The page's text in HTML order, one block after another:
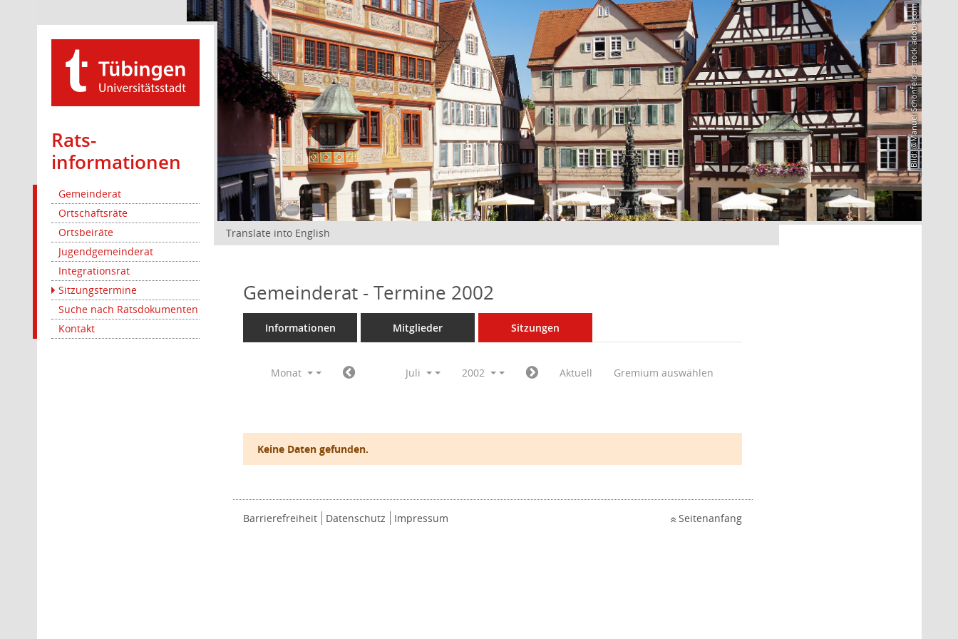
Rats­
informationen
Gemeinderat
Ortschaftsräte
Ortsbeiräte
Jugendgemeinderat
Integrationsrat
Sitzungstermine
Suche nach Ratsdokumenten
Kontakt
Bild: @Manuel Schönfeld – stock.adobe.com
Translate into English
Gemeinderat - Termine 2002
Informationen Mitglieder Sitzungen
Monat Juli 2002 Aktuell Gremium auswählen
Keine Daten gefunden.
Barrierefreiheit Datenschutz Impressum Seitenanfang